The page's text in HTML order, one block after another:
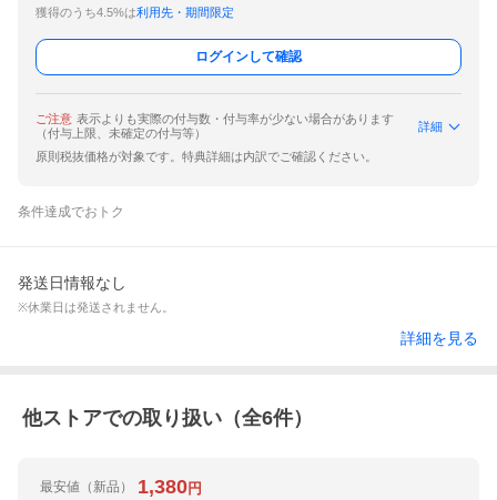
獲得のうち4.5%は利用先・期間限定
ログインして確認
ご注意 表示よりも実際の付与数・付与率が少ない場合があります
（付与上限、未確定の付与等）
詳細
原則税抜価格が対象です。特典詳細は内訳でご確認ください。
条件達成でおトク
発送日情報なし
※休業日は発送されません。
詳細を見る
他ストアでの取り扱い（全6件）
最安値 （新品） 1,380円